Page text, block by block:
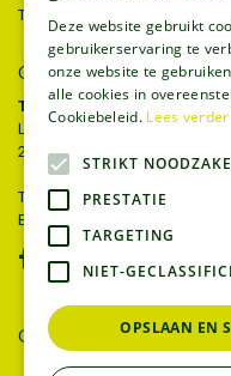
Toon alle openingstijden
CONTACT
Tuincentrum Thiels
Liersesteenweg 68
2221 Heist-op-den-berg
T.
015 22 27 52
E.
GEEF UW MENING
Deze website gebruikt
gebruikerservaring te
onze website te
alle cookies in
Cookiebeleid. Lees verder
STRIKT
PRESTATIE
TARGETING
NIET-
OPSLAAN EN